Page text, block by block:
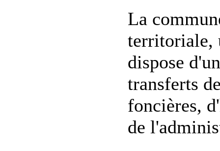
La
territoriale,
dispose
transferts
foncières,
de